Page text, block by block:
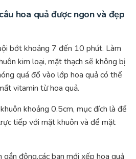
hoa quả được ngon và đẹp
bớt khoảng 7 đến 10 phút. Làm
kim loại, mặt thạch sẽ không bị
quá đổ vào lớp hoa quả có thể
vitamin từ hoa quả.
khoảng 0.5cm, mục đích là để
tiếp với mặt khuôn và để mặt
đông,các bạn mới xếp hoa quả